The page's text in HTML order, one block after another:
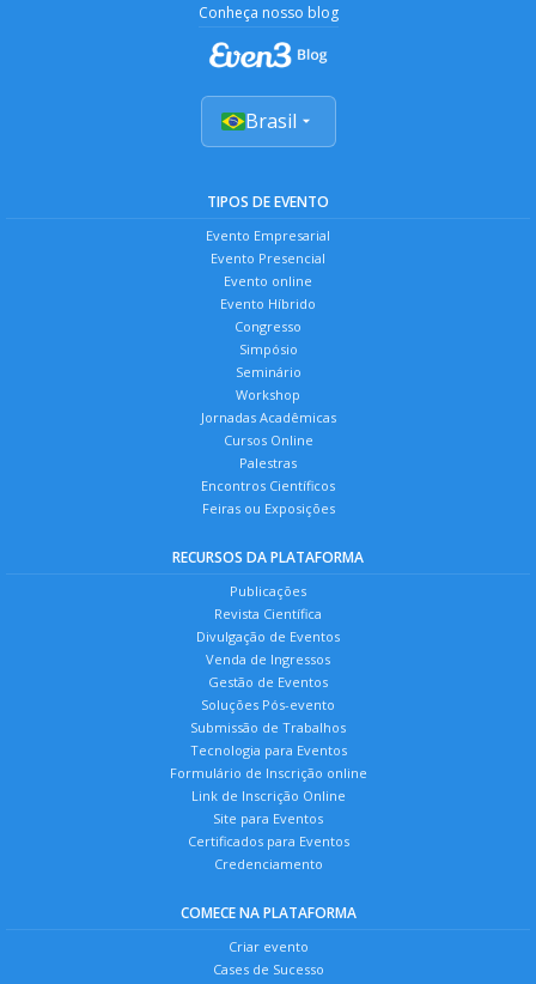
Conheça nosso blog
Brasil
TIPOS DE EVENTO
Evento Empresarial
Evento Presencial
Evento online
Evento Híbrido
Congresso
Simpósio
Seminário
Workshop
Jornadas Acadêmicas
Cursos Online
Palestras
Encontros Científicos
Feiras ou Exposições
RECURSOS DA PLATAFORMA
Publicações
Revista Científica
Divulgação de Eventos
Venda de Ingressos
Gestão de Eventos
Soluções Pós-evento
Submissão de Trabalhos
Tecnologia para Eventos
Formulário de Inscrição online
Link de Inscrição Online
Site para Eventos
Certificados para Eventos
Credenciamento
COMECE NA PLATAFORMA
Criar evento
Cases de Sucesso